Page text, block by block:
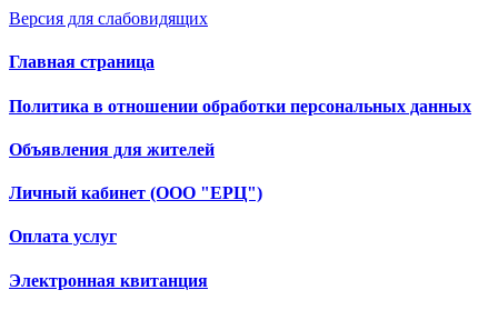
Версия для слабовидящих
Главная страница
Политика в отношении обработки персональных данных
Объявления для жителей
Личный кабинет (ООО "ЕРЦ")
Оплата услуг
Электронная квитанция